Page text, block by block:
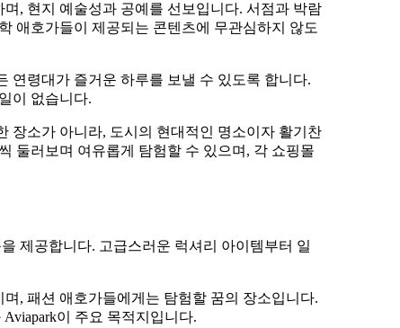
, 현지 예술성과 공예를 선보입니다. 서점과 박람
애호가들이 제공되는 콘텐츠에 무관심하지 않도
연령대가 즐거운 하루를 보낼 수 있도록 합니다.
이 없습니다.
장소가 아니라, 도시의 현대적인 명소이자 활기찬
둘러보며 여유롭게 탐험할 수 있으며, 각 쇼핑몰
제공합니다. 고급스러운 럭셔리 아이템부터 일
, 패션 애호가들에게는 탐험할 꿈의 장소입니다.
이 주요 목적지입니다.